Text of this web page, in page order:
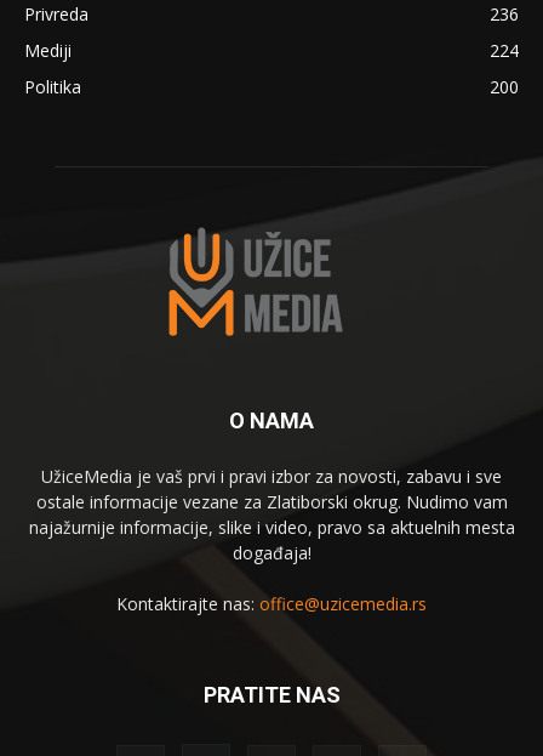
Privreda
236
Mediji
224
Politika
200
O NAMA
UžiceMedia je vaš prvi i pravi izbor za novosti, zabavu i sve
ostale informacije vezane za Zlatiborski okrug. Nudimo vam
najažurnije informacije, slike i video, pravo sa aktuelnih mesta
događaja!
Kontaktirajte nas: office@uzicemedia.rs
PRATITE NAS